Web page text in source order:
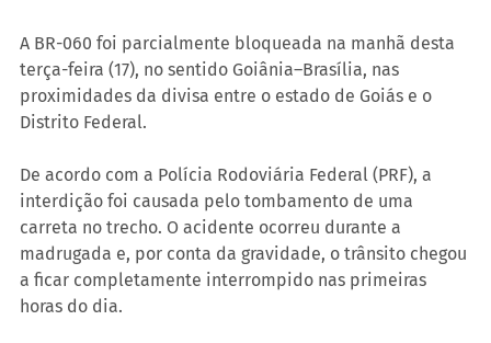
A BR-060 foi parcialmente bloqueada na manhã desta
terça-feira (17), no sentido Goiânia–Brasília, nas
proximidades da divisa entre o estado de Goiás e o
Distrito Federal.
De acordo com a Polícia Rodoviária Federal (PRF), a
interdição foi causada pelo tombamento de uma
carreta no trecho. O acidente ocorreu durante a
madrugada e, por conta da gravidade, o trânsito chegou
a ficar completamente interrompido nas primeiras
horas do dia.